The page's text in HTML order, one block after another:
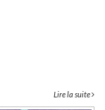
Lire la suite